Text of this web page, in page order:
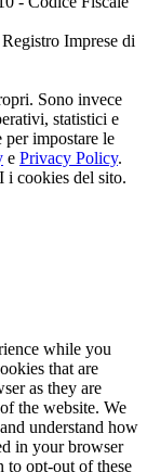
Imprese di
Sono invece
statistici e
per impostare le
e Privacy Policy.
cookies del sito.
while you
that are
as they are
the website. We
understand how
in your browser
to opt-out of these